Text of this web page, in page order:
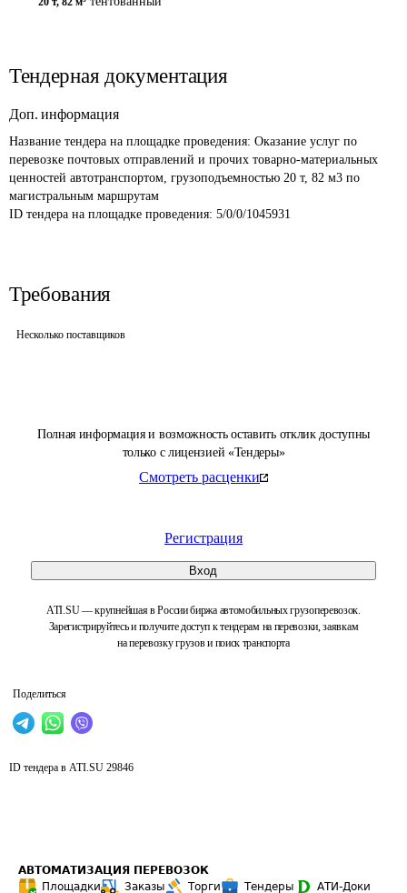
Полная информация и возможность оставить отклик доступны
только с лицензией «Тендеры»
Смотреть расценки
Регистрация
Вход
ATI.SU — крупнейшая в России биржа автомобильных грузоперевозок.
Зарегистрируйтесь и получите доступ к тендерам на перевозки, заявкам
на перевозку грузов и поиск транспорта
Поделиться
Тендерная документация
Доп. информация
Название тендера на площадке проведения: Оказание услуг по
перевозке почтовых отправлений и прочих товарно-материальных
ценностей автотранспортом, грузоподъемностью 20 т, 82 м3 по
магистральным маршрутам
ID тендера на площадке проведения: 5/0/0/1045931
Требования
Несколько поставщиков
ID тендера в ATI.SU 29846
АВТОМАТИЗАЦИЯ ПЕРЕВОЗОК
Площадки
Заказы Торги Тендеры
АТИ-Доки